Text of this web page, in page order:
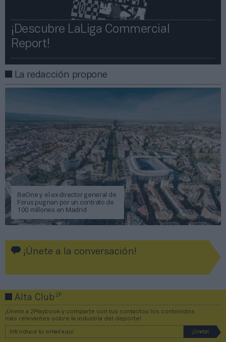
¡Descubre LaLiga Commercial
Report!​​
La redacción propone
BeOne y el ex director general de
Forus pugnan por un contrato de
100 millones en Madrid
¡Únete a la conversación!
Alta Club2P
¡Únete a 2Playbook y comparte con tus contactos los contenidos
más relevantes sobre la industria del deporte!